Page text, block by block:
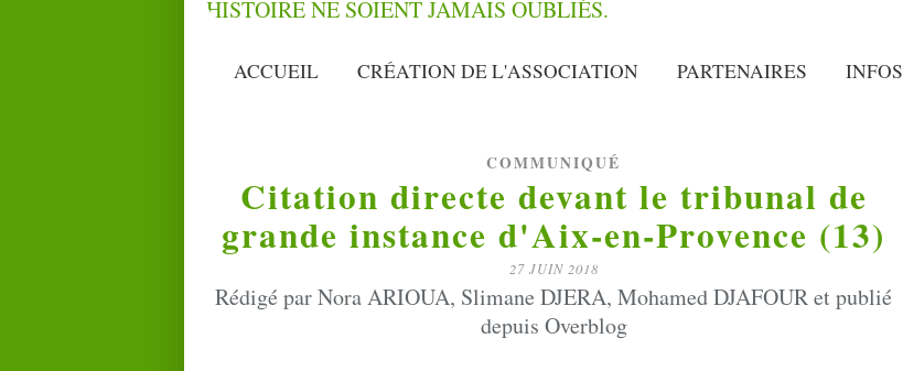
ACCUEIL CRÉATION DE L'ASSOCIATION PARTENAIRES INFOS
COMMUNIQUÉ
Citation directe devant le tribunal de
grande instance d'Aix-en-Provence (13)
27 JUIN 2018
Rédigé par Nora ARIOUA, Slimane DJERA, Mohamed DJAFOUR et publié
depuis Overblog